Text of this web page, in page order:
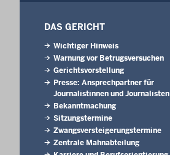
DAS GERICHT
Wichtiger Hinweis
Warnung vor Betrugsversuchen
Gerichtsvorstellung
Presse: Ansprechpartner für
Journalistinnen und Journalisten
Bekanntmachung
Sitzungstermine
Zwangsversteigerungs­termine
Zentrale Mahnabteilung